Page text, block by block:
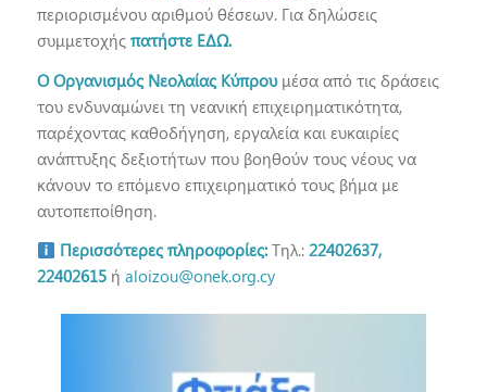
περιορισμένου αριθμού θέσεων. Για δηλώσεις
συμμετοχής πατήστε ΕΔΩ.
Ο Οργανισμός Νεολαίας Κύπρουμέσα από τις δράσεις
του ενδυναμώνει τη νεανική επιχειρηματικότητα,
παρέχοντας καθοδήγηση, εργαλεία και ευκαιρίες
ανάπτυξης δεξιοτήτων που βοηθούν τους νέους να
κάνουν το επόμενο επιχειρηματικό τους βήμα με
αυτοπεποίθηση.
Περισσότερες πληροφορίες:Τηλ.: 22402637,
22402615ή aloizou@onek.org.cy